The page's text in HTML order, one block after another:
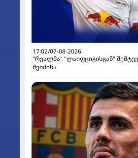
17:02/07-08-2026
"რეალმა" "ლაიფციგისგან"
შეიძინა